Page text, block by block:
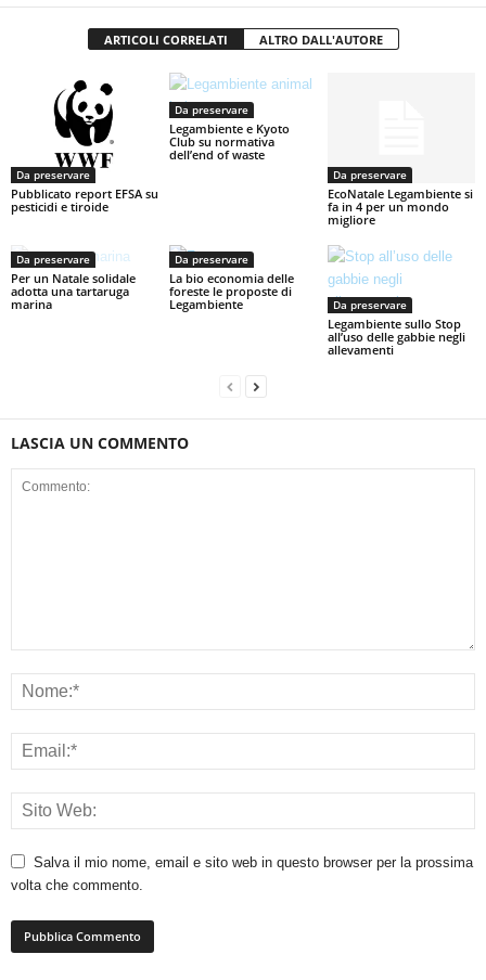
ARTICOLI CORRELATI ALTRO DALL'AUTORE
Da preservare
Pubblicato report EFSA su
pesticidi e tiroide
Da preservare
Legambiente e Kyoto
Club su normativa
dell’end of waste
Da preservare
EcoNatale Legambiente si
fa in 4 per un mondo
migliore
Da preservare
Per un Natale solidale
adotta una tartaruga
marina
Da preservare
La bio economia delle
foreste le proposte di
Legambiente
Da preservare
Legambiente sullo Stop
all’uso delle gabbie negli
allevamenti
LASCIA UN COMMENTO
Salva il mio nome, email e sito web in questo browser per la prossima
volta che commento.